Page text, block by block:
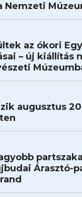
Nemzeti
az ókori
– új kiállítás
augusztus
Árasztó-